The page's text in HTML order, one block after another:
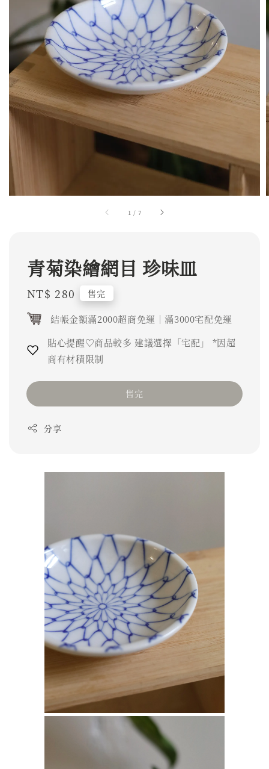
1 / 7
青菊染繪網目 珍味皿
Regular
price
NT$ 280 售完
結帳金額滿2000超商免運｜滿3000宅配免運
貼心提醒♡商品較多 建議選擇「宅配」 *因超
商有材積限制
售完
分享